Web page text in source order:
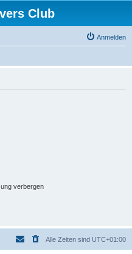
Club
Anmelden
verbergen
Alle Zeiten sind UTC+01:00